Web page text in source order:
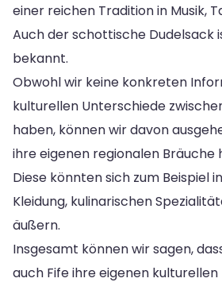
einer reichen Tradition in Musik,
Auch der schottische Dudelsack
bekannt.
Obwohl wir keine konkreten
kulturellen Unterschiede
haben, können wir davon
ihre eigenen regionalen Bräuche
Diese könnten sich zum Beispiel
Kleidung, kulinarischen
äußern.
Insgesamt können wir sagen,
auch Fife ihre eigenen kulturellen